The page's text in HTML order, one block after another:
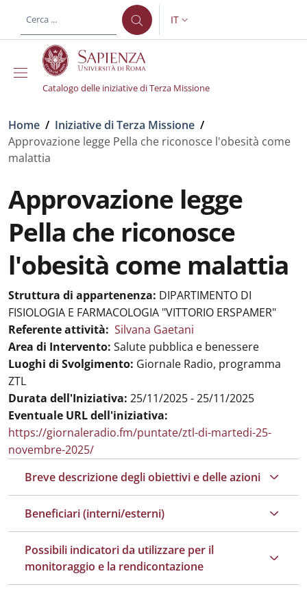
al contenuto principale
SELETTORE LINGUA:
IT
Catalogo delle iniziative di Terza Missione
Briciole di pane
Home / Iniziative di Terza Missione /
Approvazione legge Pella che riconosce l'obesità come
malattia
Approvazione legge
Pella che riconosce
l'obesità come malattia
Struttura di appartenenza: DIPARTIMENTO DI
FISIOLOGIA E FARMACOLOGIA "VITTORIO ERSPAMER"
Referente attività: Silvana Gaetani
Area di Intervento: Salute pubblica e benessere
Luoghi di Svolgimento: Giornale Radio, programma
ZTL
Durata dell'Iniziativa: 25/11/2025 - 25/11/2025
Eventuale URL dell'iniziativa:
https://giornaleradio.fm/puntate/ztl-di-martedi-25-
novembre-2025/
Breve descrizione degli obiettivi e delle azioni
Beneficiari (interni/esterni)
Possibili indicatori da utilizzare per il
monitoraggio e la rendicontazione